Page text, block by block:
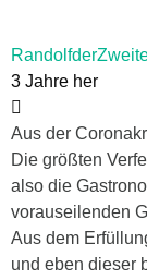
3 Jahre her
Aus der
Die größten
also die
vorauseilenden
Aus dem
und eben dieser